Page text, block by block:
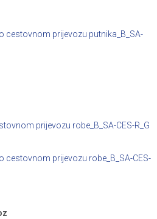
cestovnom prijevozu putnika_B_SA-
prijevozu robe_B_SA-CES-R_G
cestovnom prijevozu robe_B_SA-CES-